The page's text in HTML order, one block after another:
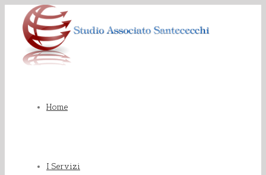
Home
I Servizi